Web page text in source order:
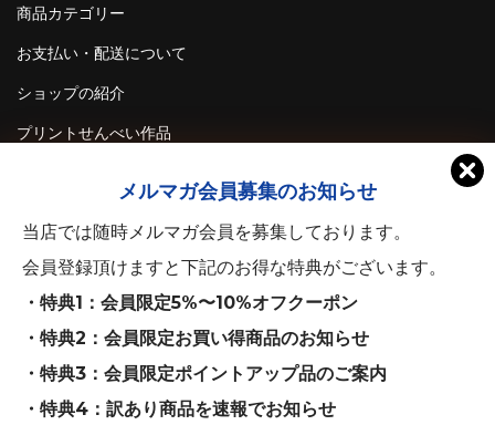
メルマガ会員募集のお知らせ
当店では随時メルマガ会員を募集しております。
会員登録頂けますと下記のお得な特典がございます。
・特典1：会員限定5%〜10%オフクーポン
・特典2：会員限定お買い得商品のお知らせ
・特典3：会員限定ポイントアップ品のご案内
・特典4：訳あり商品を速報でお知らせ
商品カテゴリー
お支払い・配送について
ショップの紹介
プリントせんべい作品
プリントマシュマロ
プリントシート
必勝祈願/合格祈願
お年賀シート